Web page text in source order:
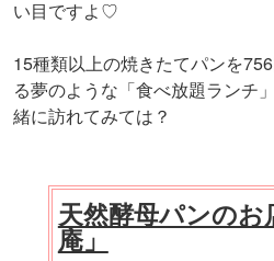
い目ですよ♡
15種類以上の焼きたてパンを
る夢のような「食べ放題ランチ
緒に訪れてみては？
天然酵母パンの
庵」